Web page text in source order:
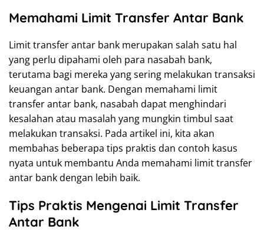
Memahami Limit Transfer Antar Bank
Limit transfer antar bank merupakan salah satu hal
yang perlu dipahami oleh para nasabah bank,
terutama bagi mereka yang sering melakukan transaksi
keuangan antar bank. Dengan memahami limit
transfer antar bank, nasabah dapat menghindari
kesalahan atau masalah yang mungkin timbul saat
melakukan transaksi. Pada artikel ini, kita akan
membahas beberapa tips praktis dan contoh kasus
nyata untuk membantu Anda memahami limit transfer
antar bank dengan lebih baik.
Tips Praktis Mengenai Limit Transfer
Antar Bank